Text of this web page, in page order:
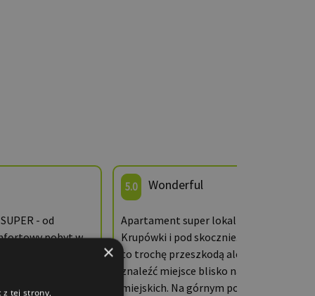
- od
pobyt w
następnym
5.0 Wonderful
Apartament super lokalizacja blisko i do
Krupówki i pod skocznie. Brak parkingu
to trochę przeszkodą ale da radę
znaleźć miejsce blisko na parkingach
miejskich. Na górnym poziomie bardzo
×
z tej strony,